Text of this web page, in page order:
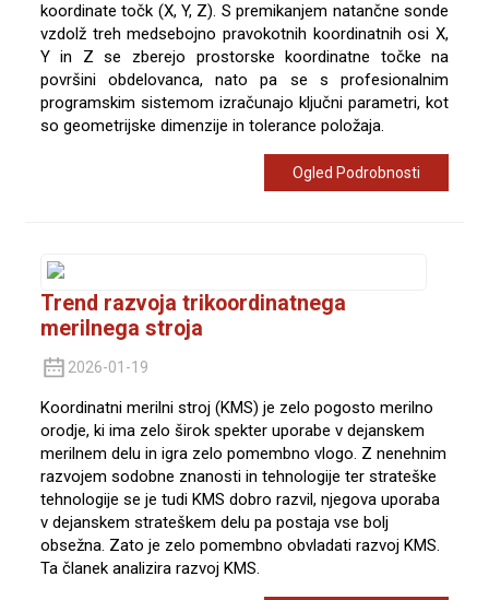
koordinate točk (X, Y, Z). S premikanjem natančne sonde
vzdolž treh medsebojno pravokotnih koordinatnih osi X,
Y in Z se zberejo prostorske koordinatne točke na
površini obdelovanca, nato pa se s profesionalnim
programskim sistemom izračunajo ključni parametri, kot
so geometrijske dimenzije in tolerance položaja.
Ogled Podrobnosti
Trend razvoja trikoordinatnega
merilnega stroja
2026-01-19
Koordinatni merilni stroj (KMS) je zelo pogosto merilno
orodje, ki ima zelo širok spekter uporabe v dejanskem
merilnem delu in igra zelo pomembno vlogo. Z nenehnim
razvojem sodobne znanosti in tehnologije ter strateške
tehnologije se je tudi KMS dobro razvil, njegova uporaba
v dejanskem strateškem delu pa postaja vse bolj
obsežna. Zato je zelo pomembno obvladati razvoj KMS.
Ta članek analizira razvoj KMS.